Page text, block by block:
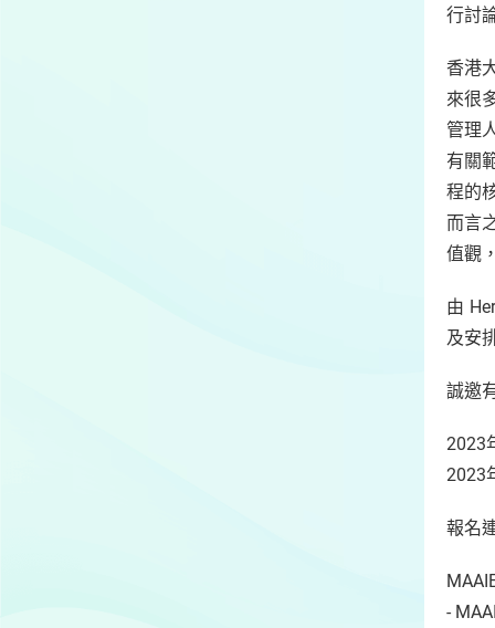
行討
香港
來很
管理
有關
程的
而言
值觀
由
及安
誠邀
2023
2023
報名
-